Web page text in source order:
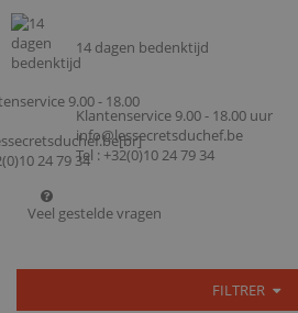
14 dagen bedenktijd
Klantenservice 9.00 - 18.00 uur
info@lessecretsduchef.be
Tel : +32(0)10 24 79 34
Veel gestelde vragen
FILTRER